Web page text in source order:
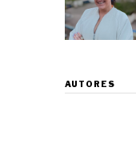
AUTORES